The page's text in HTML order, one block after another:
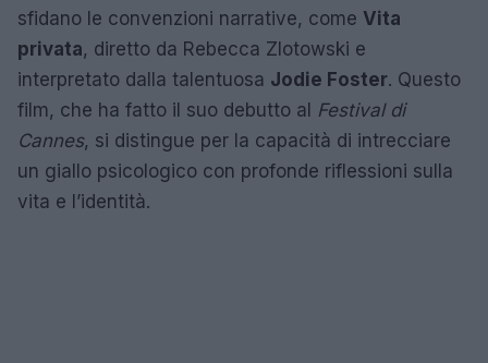
sfidano le convenzioni narrative, come Vita
privata, diretto da Rebecca Zlotowski e
interpretato dalla talentuosa Jodie Foster. Questo
film, che ha fatto il suo debutto al Festival di
Cannes, si distingue per la capacità di intrecciare
un giallo psicologico con profonde riflessioni sulla
vita e l’identità.